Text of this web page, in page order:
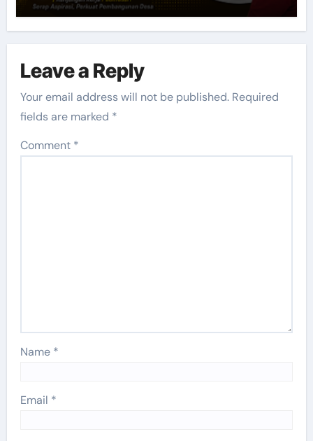
Leave a Reply
Your email address will not be published. Required
fields are marked *
Comment *
Name *
Email *